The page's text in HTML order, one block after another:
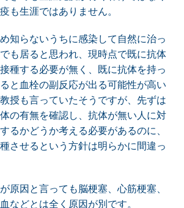
も生涯ではありません。
知らないうちに感染して自然に治っ
も居ると思われ、現時点で既に抗体
種する必要が無く、既に抗体を持っ
と血栓の副反応が出る可能性が高い
授も言っていたそうですが、先ずは
の有無を確認し、抗体が無い人に対
るかどうか考える必要があるのに、
させるという方針は明らかに間違っ
原因と言っても脳梗塞、心筋梗塞、
などとは全く原因が別です。